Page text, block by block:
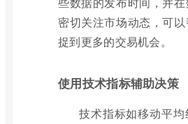
密切关注市场动态，可
捉到更多的交易机会。
使用技术指标辅助决策
技术指标如移动平